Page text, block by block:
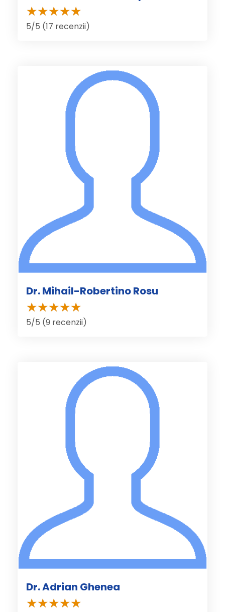
5/5 (17 recenzii)
Dr. Mihail-Robertino Rosu
5/5 (9 recenzii)
Dr. Adrian Ghenea